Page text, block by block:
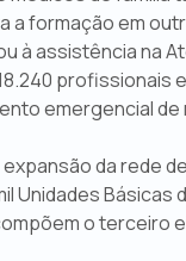
formação em
à assistência na
profissionais
emergencial
da rede
Básicas
o terceiro